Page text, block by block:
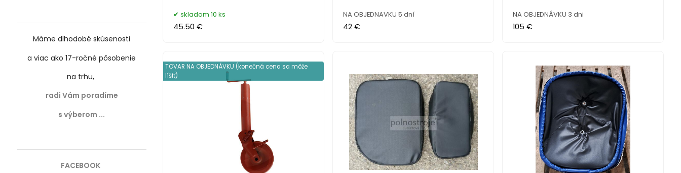
Máme dlhodobé skúsenosti
a viac ako 17-ročnépôsobenie
na trhu,
radi Vám poradíme
s výberom ...
FACEBOOK
skladom 10 ks
45.50 €
NA OBJEDNAVKU 5 dní
42 €
NA OBJEDNÁVKU 3 dni
105 €
TOVAR NA OBJEDNÁVKU (konečná cena sa môže
líšiť)